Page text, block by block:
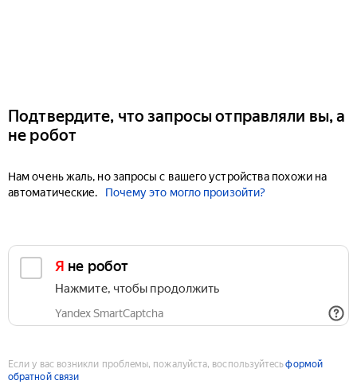
Подтвердите, что запросы отправляли вы, а
не робот
Нам очень жаль, но запросы с вашего устройства похожи на
автоматические.
Почему это могло произойти?
Я не робот
Нажмите, чтобы продолжить
Yandex SmartCaptcha
Если у вас возникли проблемы, пожалуйста, воспользуйтесьформой
обратной связи